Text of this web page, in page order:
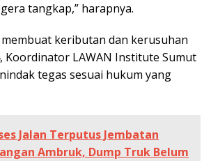
tangkap,” harapnya.
keributan dan kerusuhan
Koordinator LAWAN Institute Sumut
tegas sesuai hukum yang
Jalan Terputus Jembatan
Ambruk, Dump Truk Belum